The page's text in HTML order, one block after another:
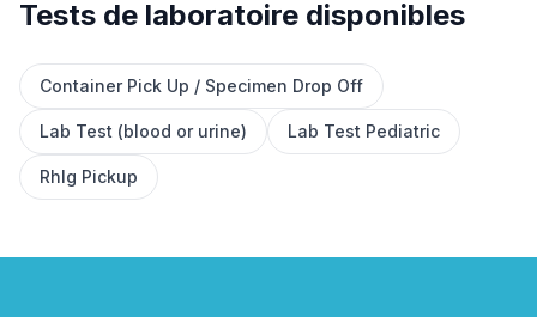
Tests de laboratoire disponibles
Container Pick Up / Specimen Drop Off
Lab Test (blood or urine) Lab Test Pediatric
RhIg PickupRéserver